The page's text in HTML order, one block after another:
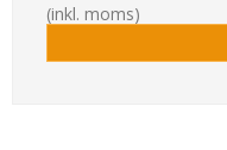
(inkl. moms)